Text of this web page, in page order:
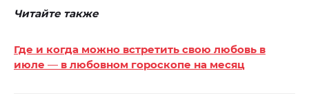
Читайте также
Где и когда можно встретить свою любовь в
июле — в любовном гороскопе на месяц